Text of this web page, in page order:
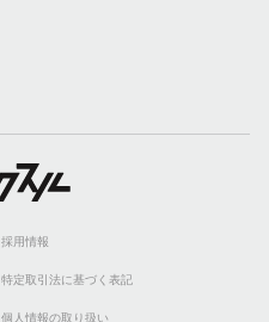
採用情報
特定取引法に基づく表記
個人情報の取り扱い